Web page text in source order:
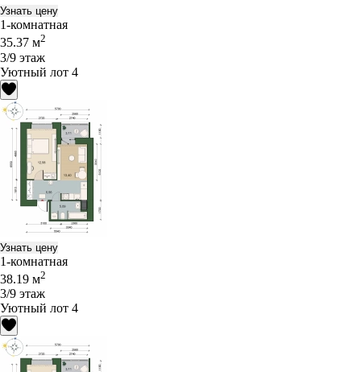
Узнать цену
1-комнатная
35.37 м2
3/9 этаж
Уютный лот 4
Узнать цену
1-комнатная
38.19 м2
3/9 этаж
Уютный лот 4